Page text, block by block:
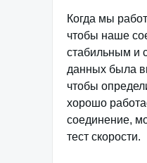
Когда мы
чтобы наше
стабильным и
данных была
чтобы
хорошо
соединение,
тест скорости.